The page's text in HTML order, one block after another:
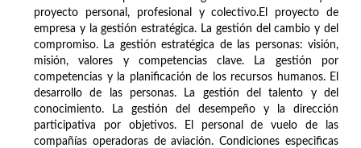
proyecto personal, profesional y colectivo.El proyecto de
empresa y la gestión estratégica. La gestión del cambio y del
compromiso. La gestión estratégica de las personas: visión,
misión, valores y competencias clave. La gestión por
competencias y la planificación de los recursos humanos. El
desarrollo de las personas. La gestión del talento y del
conocimiento. La gestión del desempeño y la dirección
participativa por objetivos. El personal de vuelo de las
compañías operadoras de aviación. Condiciones especificas